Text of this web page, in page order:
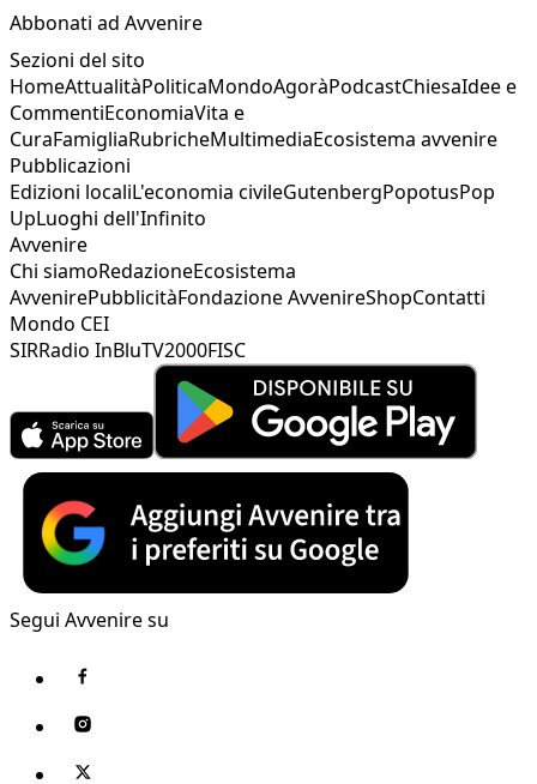
Abbonati ad Avvenire
Sezioni del sito
HomeAttualitàPoliticaMondoAgoràPodcastChiesaIdee e
CommentiEconomiaVita e
CuraFamigliaRubricheMultimediaEcosistema avvenire
Pubblicazioni
Edizioni localiL'economia civileGutenbergPopotusPop
UpLuoghi dell'Infinito
Avvenire
Chi siamoRedazioneEcosistema
AvvenirePubblicitàFondazione AvvenireShopContatti
Mondo CEI
SIRRadio InBluTV2000FISC
Segui Avvenire su